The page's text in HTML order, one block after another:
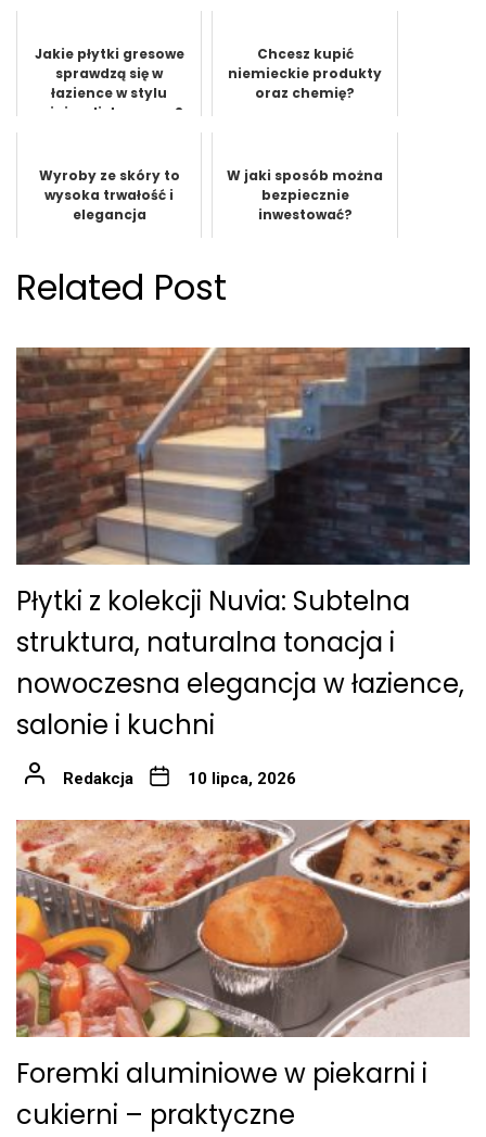
Jakie płytki gresowe
sprawdzą się w
łazience w stylu
minimalistycznym?
Chcesz kupić
niemieckie produkty
oraz chemię?
Wyroby ze skóry to
wysoka trwałość i
elegancja
W jaki sposób można
bezpiecznie
inwestować?
Related Post
Płytki z kolekcji Nuvia: Subtelna
struktura, naturalna tonacja i
nowoczesna elegancja w łazience,
salonie i kuchni
Redakcja 10 lipca, 2026
Foremki aluminiowe w piekarni i
cukierni – praktyczne